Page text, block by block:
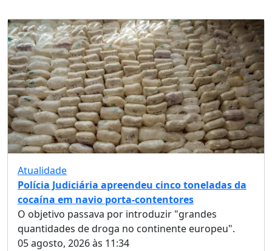
Atualidade
Polícia Judiciária apreendeu cinco toneladas da
cocaína em navio porta-contentores
O objetivo passava por introduzir "grandes
quantidades de droga no continente europeu".
05 agosto, 2026 às 11:34